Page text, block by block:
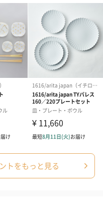
）
タオル）（
お届け可能日が通常より
ワイトグリ
ブーケ（ピン
トをもっと見る